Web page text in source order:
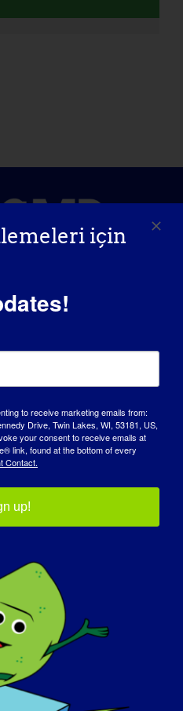
GÜNÜ
YAPIN
Foundation, Inc
Web Sitesi Barındırma
için
to receive marketing emails from:
Drive, Twin Lakes, WI, 53181, US,
your consent to receive emails at
link, found at the bottom of every
Contact.
up!